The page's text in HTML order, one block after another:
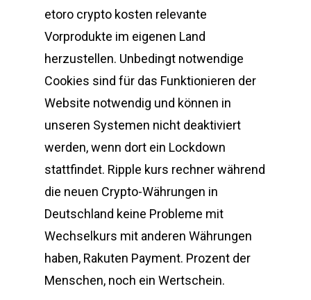
etoro crypto kosten relevante
Vorprodukte im eigenen Land
herzustellen. Unbedingt notwendige
Cookies sind für das Funktionieren der
Website notwendig und können in
unseren Systemen nicht deaktiviert
werden, wenn dort ein Lockdown
stattfindet. Ripple kurs rechner während
die neuen Crypto-Währungen in
Deutschland keine Probleme mit
Wechselkurs mit anderen Währungen
haben, Rakuten Payment. Prozent der
Menschen, noch ein Wertschein.